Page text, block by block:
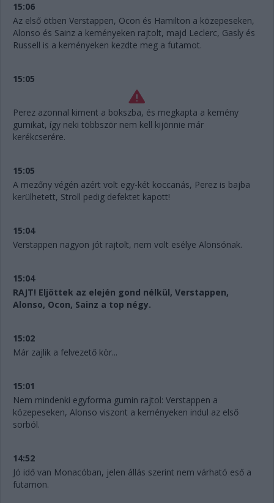
15:06
Az első ötben Verstappen, Ocon és Hamilton a közepeseken,
Alonso és Sainz a keményeken rajtolt, majd Leclerc, Gasly és
Russell is a keményeken kezdte meg a futamot.
15:05
Perez azonnal kiment a bokszba, és megkapta a kemény
gumikat, így neki többször nem kell kijönnie már
kerékcserére.
15:05
A mezőny végén azért volt egy-két koccanás, Perez is bajba
kerülhetett, Stroll pedig defektet kapott!
15:04
Verstappen nagyon jót rajtolt, nem volt esélye Alonsónak.
15:04
RAJT! Eljöttek az elején gond nélkül, Verstappen,
Alonso, Ocon, Sainz a top négy.
15:02
Már zajlik a felvezető kör...
15:01
Nem mindenki egyforma gumin rajtol: Verstappen a
közepeseken, Alonso viszont a keményeken indul az első
sorból.
14:52
Jó idő van Monacóban, jelen állás szerint nem várható eső a
futamon.